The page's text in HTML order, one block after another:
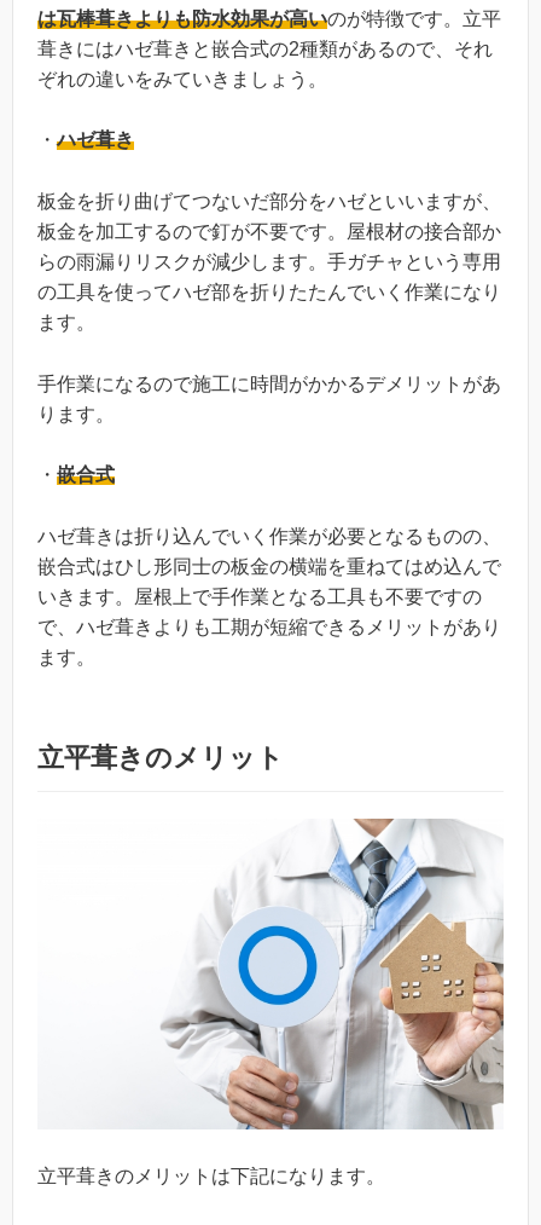
は瓦棒葺きよりも防水効果が高いのが特徴です。立平
葺きにはハゼ葺きと嵌合式の2種類があるので、それ
ぞれの違いをみていきましょう。
・ハゼ葺き
板金を折り曲げてつないだ部分をハゼといいますが、
板金を加工するので釘が不要です。屋根材の接合部か
らの雨漏りリスクが減少します。手ガチャという専用
の工具を使ってハゼ部を折りたたんでいく作業になり
ます。
手作業になるので施工に時間がかかるデメリットがあ
ります。
・ 嵌合式
ハゼ葺きは折り込んでいく作業が必要となるものの、
嵌合式はひし形同士の板金の横端を重ねてはめ込んで
いきます。屋根上で手作業となる工具も不要ですの
で、ハゼ葺きよりも工期が短縮できるメリットがあり
ます。
立平葺きのメリット
立平葺きのメリットは下記になります。